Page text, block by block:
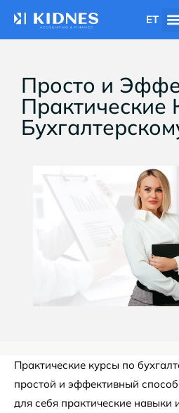
ET
Просто и
Практические
Практические курсы по
простой и эффективный
для себя практические навыки